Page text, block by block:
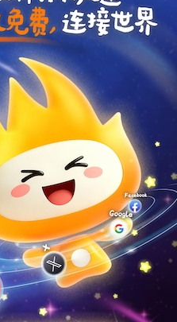
支持
反对 [0]
支持[0] 反对[0]